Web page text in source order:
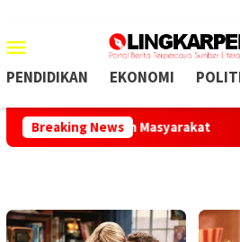
Mobile
PENDIDIKAN EKONOMI
Breaking News
Masyarakat Positif